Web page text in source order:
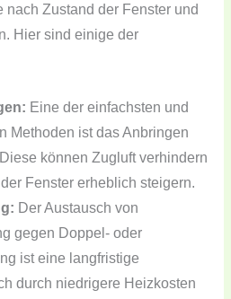
nach Zustand der Fenster und
Hier sind einige der
Eine der einfachsten und
Methoden ist das Anbringen
können Zugluft verhindern
Fenster erheblich steigern.
Der Austausch von
gegen Doppel- oder
ist eine langfristige
durch niedrigere Heizkosten